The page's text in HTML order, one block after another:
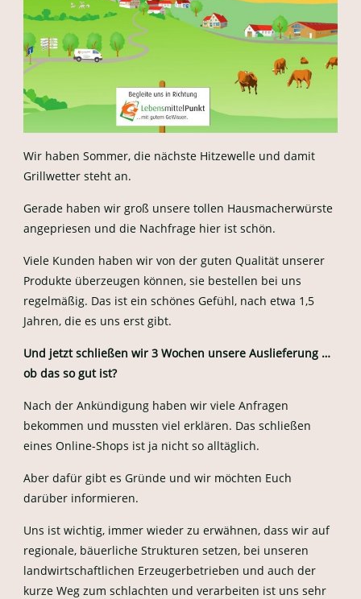
Wir haben Sommer, die nächste Hitzewelle und damit
Grillwetter steht an.
Gerade haben wir groß unsere tollen Hausmacherwürste
angepriesen und die Nachfrage hier ist schön.
Viele Kunden haben wir von der guten Qualität unserer
Produkte überzeugen können, sie bestellen bei uns
regelmäßig. Das ist ein schönes Gefühl, nach etwa 1,5
Jahren, die es uns erst gibt.
Und jetzt schließen wir 3 Wochen unsere Auslieferung …
ob das so gut ist?
Nach der Ankündigung haben wir viele Anfragen
bekommen und mussten viel erklären. Das schließen
eines Online-Shops ist ja nicht so alltäglich.
Aber dafür gibt es Gründe und wir möchten Euch
darüber informieren.
Uns ist wichtig, immer wieder zu erwähnen, dass wir auf
regionale, bäuerliche Strukturen setzen, bei unseren
landwirtschaftlichen Erzeugerbetrieben und auch der
kurze Weg zum schlachten und verarbeiten ist uns sehr